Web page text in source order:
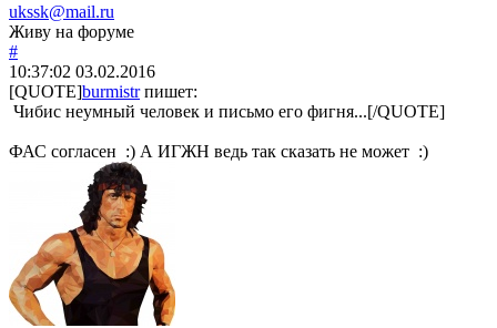
ukssk@mail.ru
Живу на форуме
#
10:37:02 03.02.2016
[QUOTE]burmistrпишет:
Чибис неумный человек и письмо его фигня...[/QUOTE]
ФАС согласен :) А ИГЖН ведь так сказать не может :)